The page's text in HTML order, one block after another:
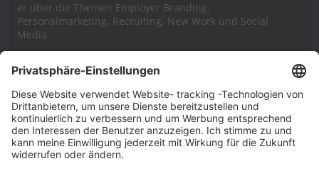
er über die Themen Employer Branding,
Personalmarketing, Recruiting, New Work und Social
Media.
Impressum
Impressum